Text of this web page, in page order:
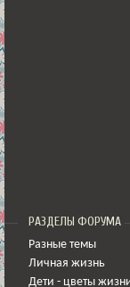
РАЗДЕЛЫ ФОРУМА
Разные темы
Личная жизнь
Дети - цветы